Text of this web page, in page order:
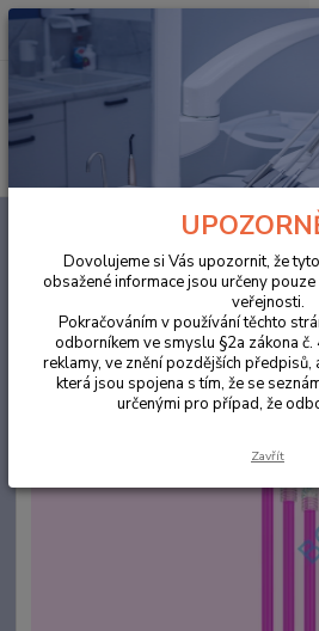
Savky jednorázové
Savky jednorázové
155mm /100ks
Dovolujeme si Vás upozornit, že
obsažené informace jsou určeny
veřejnosti.
Pokračováním v používání těchto
odborníkem ve smyslu §2a zákona
reklamy, ve znění pozdějších předpisů,
která jsou spojena s tím, že se
určenými pro případ, že
Zavřít